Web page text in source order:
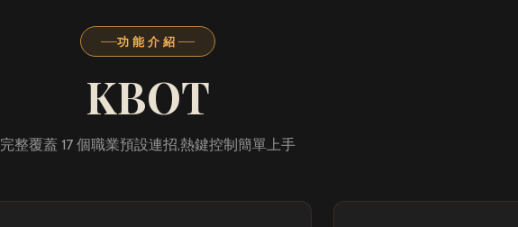
功能介紹
KBOT
完整覆蓋 17 個職業預設連招,熱鍵控制簡單上手